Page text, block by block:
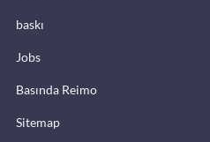
baskı
Jobs
Basında Reimo
Sitemap